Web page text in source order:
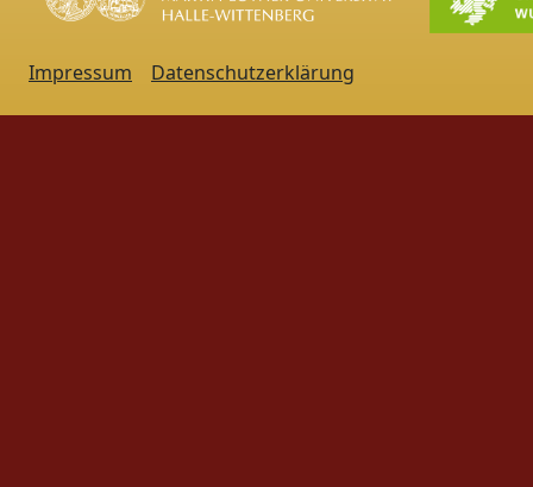
Impressum Datenschutzerklärung